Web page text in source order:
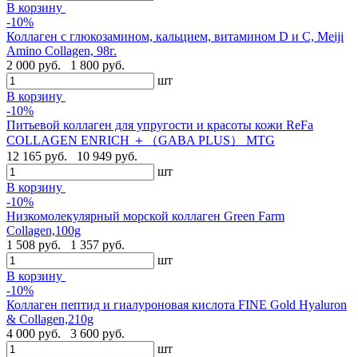
В корзину
-10%
Коллаген с глюкозамином, кальцием, витамином D и C, Meiji
Amino Collagen, 98г.
2 000 руб.
1 800 руб.
шт
В корзину
-10%
Питьевой коллаген для упругости и красоты кожи ReFa
COLLAGEN ENRICH ＋（GABA PLUS） MTG
12 165 руб.
10 949 руб.
шт
В корзину
-10%
Низкомолекулярный морской коллаген Green Farm
Collagen,100g
1 508 руб.
1 357 руб.
шт
В корзину
-10%
Коллаген пептид и гиалуроновая кислота FINE Gold Hyaluron
& Collagen,210g
4 000 руб.
3 600 руб.
шт